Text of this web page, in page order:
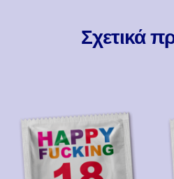
Σχετικά